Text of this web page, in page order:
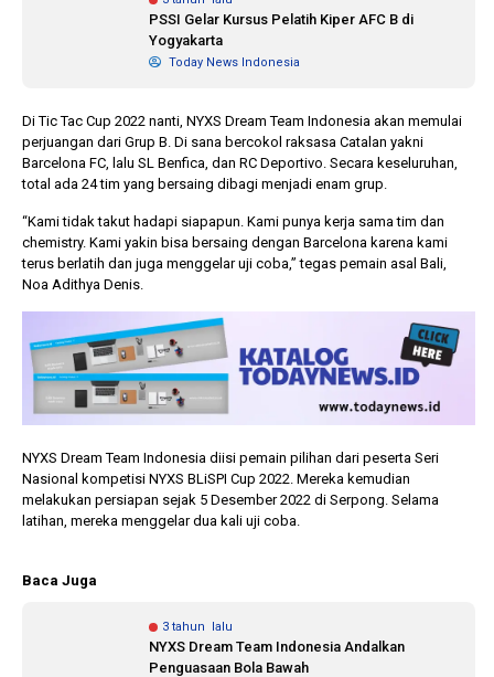
PSSI Gelar Kursus Pelatih Kiper AFC B di
Yogyakarta
Today News Indonesia
Di Tic Tac Cup 2022 nanti, NYXS Dream Team Indonesia akan memulai
perjuangan dari Grup B. Di sana bercokol raksasa Catalan yakni
Barcelona FC, lalu SL Benfica, dan RC Deportivo. Secara keseluruhan,
total ada 24 tim yang bersaing dibagi menjadi enam grup.
“Kami tidak takut hadapi siapapun. Kami punya kerja sama tim dan
chemistry. Kami yakin bisa bersaing dengan Barcelona karena kami
terus berlatih dan juga menggelar uji coba,” tegas pemain asal Bali,
Noa Adithya Denis.
NYXS Dream Team Indonesia diisi pemain pilihan dari peserta Seri
Nasional kompetisi NYXS BLiSPI Cup 2022. Mereka kemudian
melakukan persiapan sejak 5 Desember 2022 di Serpong. Selama
latihan, mereka menggelar dua kali uji coba.
Baca Juga
3 tahun lalu
NYXS Dream Team Indonesia Andalkan
Penguasaan Bola Bawah